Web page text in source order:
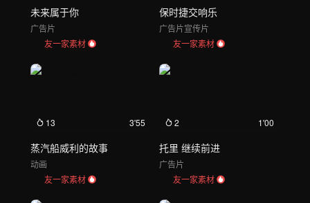
未来属于你
广告片
友一家素材
保时捷交响乐
广告片宣传片
友一家素材
13 3'55
蒸汽船威利的故事
动画
友一家素材
2 1'00
托里 继续前进
广告片
友一家素材